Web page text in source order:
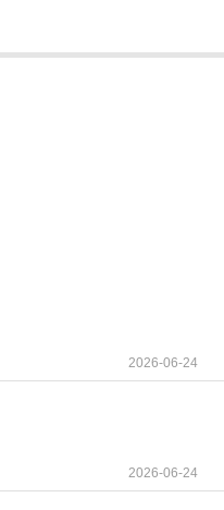
其对临床中棘手的
件：患者既往已
临床试验证实对
2026-06-24
2026-06-24